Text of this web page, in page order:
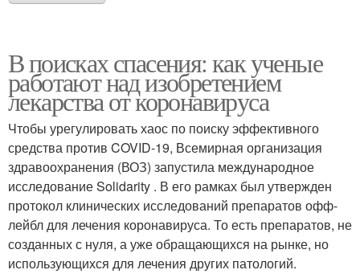
В поисках спасения: как ученые
работают над изобретением
лекарства от коронавируса
Чтобы урегулировать хаос по поиску эффективного
средства против COVID-19, Всемирная организация
здравоохранения (ВОЗ) запустила международное
исследование Solidarity . В его рамках был утвержден
протокол клинических исследований препаратов офф-
лейбл для лечения коронавируса. То есть препаратов, не
созданных с нуля, а уже обращающихся на рынке, но
использующихся для лечения других патологий.